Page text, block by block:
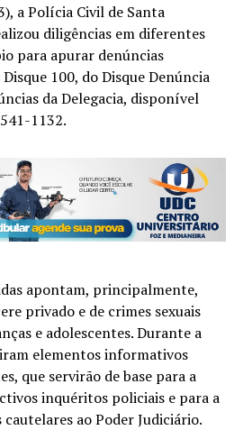
a Polícia Civil de Santa
diligências em diferentes
para apurar denúncias
100, do Disque Denúncia
da Delegacia, disponível
1132.
apontam, principalmente,
privado e de crimes sexuais
e adolescentes. Durante a
elementos informativos
que servirão de base para a
inquéritos policiais e para a
ao Poder Judiciário.